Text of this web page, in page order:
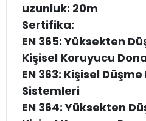
uzunluk: 20m
Sertifika:
EN 365: Yüksekten
Kişisel Koruyucu
EN 363: Kişisel
Sistemleri
EN 364: Yüksekten